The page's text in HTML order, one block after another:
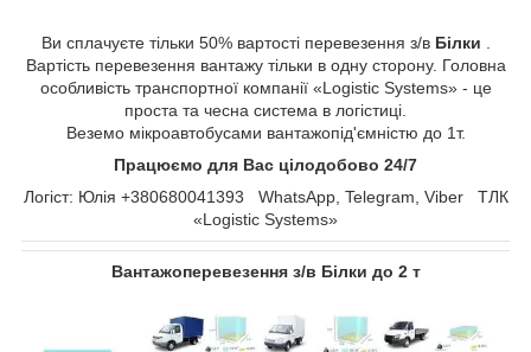
Ви сплачуєте тільки 50% вартості перевезення з/в Білки
Вартість перевезення вантажу тільки в одну сторону. Головна
особливість транспортної компанії «Logistic Systems» - це
проста та чесна система в логістиці.
Веземо мікроавтобусами вантажопід'ємністю до 1т.
Працюємо для Вас цілодобово 24/7
Логіст: Юлія +380680041393 WhatsApp, Telegram, Viber ТЛК
«Logistic Systems»
Вантажоперевезення з/в Білки до 2 т